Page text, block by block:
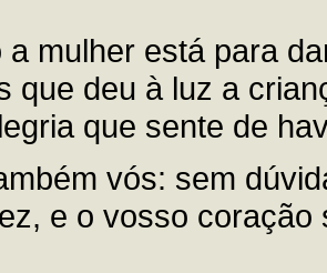
a mulher está para
que deu à luz a
que sente de
vós: sem
e o vosso